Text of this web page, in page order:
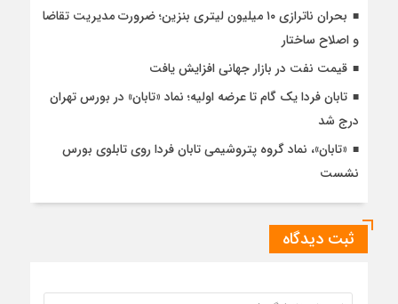
بحران ناترازی ۱۰ میلیون لیتری بنزین؛ ضرورت مدیریت تقاضا
و اصلاح ساختار
قیمت نفت در بازار جهانی افزایش یافت
تابان فردا یک گام تا عرضه اولیه؛ نماد «تابان» در بورس تهران
درج شد
«تابان»، نماد گروه پتروشیمی تابان فردا روی تابلوی بورس
نشست
ثبت دیدگاه